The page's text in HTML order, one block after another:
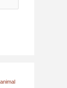
animal